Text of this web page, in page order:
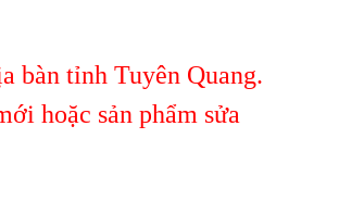
bàn tỉnh Tuyên Quang.
hoặc sản phẩm sửa